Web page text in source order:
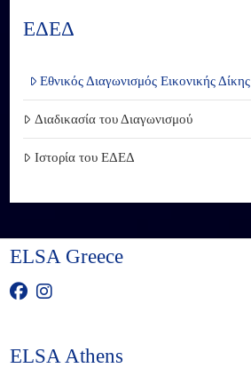
ΕΔΕΔ
Εθνικός Διαγωνισμός Εικονικής Δίκης
Διαδικασία του Διαγωνισμού
Ιστορία του ΕΔΕΔ
ELSA Greece
ELSA Athens